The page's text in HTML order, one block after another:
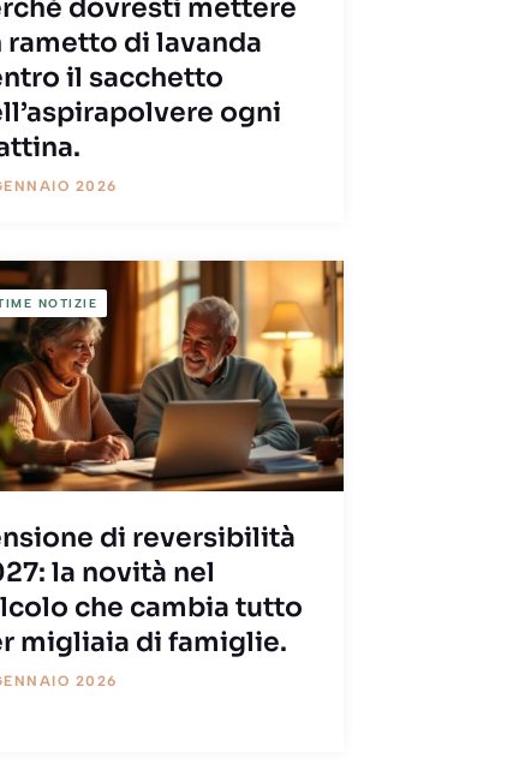
dovresti mettere
rametto di lavanda
il sacchetto
ogni
2026
NOTIZIE
di reversibilità
la novità nel
che cambia tutto
migliaia di famiglie.
2026